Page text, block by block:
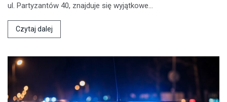
ul. Partyzantów 40, znajduje się wyjątkowe…
Czytaj dalej